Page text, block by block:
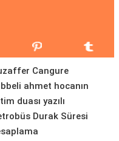
Cangure
ahmet hocanın
duası yazılı
Durak Süresi